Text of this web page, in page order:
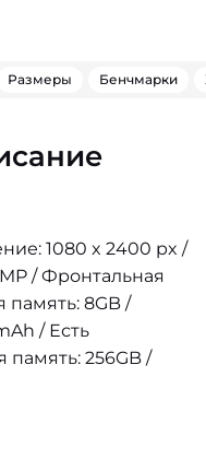
Размеры Бенчмарки
1080 x 2400 px /
/ Фронтальная
память: 8GB /
/ Есть
память: 256GB /